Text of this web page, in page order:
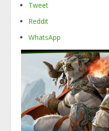
Tweet
Reddit
WhatsApp